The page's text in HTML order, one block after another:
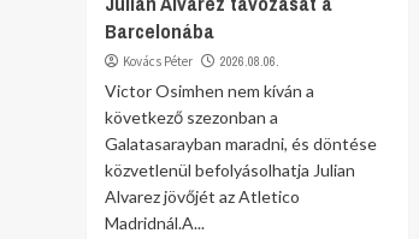
Barcelonába
Kovács Péter 2026.08.06.
Victor Osimhen nem kíván a
következő szezonban a
Galatasarayban maradni, és döntése
közvetlenül befolyásolhatja Julian
Alvarez jövőjét az Atletico
Madridnál.A...